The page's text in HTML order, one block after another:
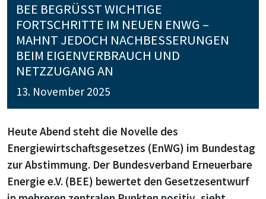
BEE BEGRÜSST WICHTIGE F
ORTSCHRITTE IM NEUEN ENWG – M
AHNT JEDOCH NACHBESSERUNGEN B
EIM EIGENVERBRAUCH UND N
ETZZUGANG AN
13. November 2025
Heute Abend steht die Novelle des
Energiewirtschaftsgesetzes (EnWG) im Bundestag
zur Abstimmung. Der Bundesverband Erneuerbare
Energie e.V. (BEE) bewertet den Gesetzesentwurf